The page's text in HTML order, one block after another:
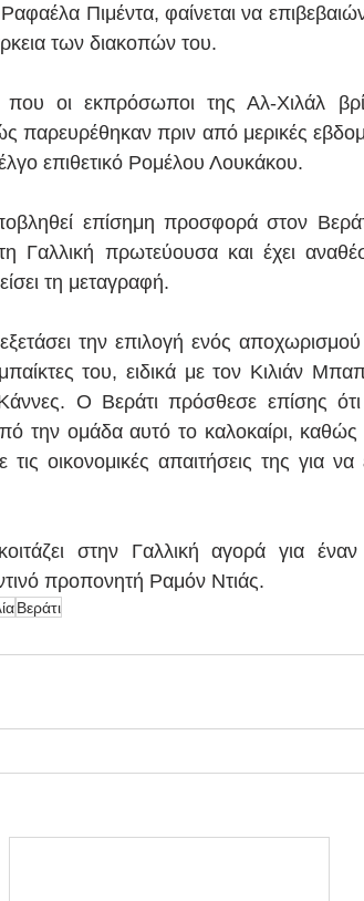
Πιμέντα, φαίνεται να
των διακοπών του.
οι εκπρόσωποι της Αλ-Χιλάλ
παρευρέθηκαν πριν από μερικές
επιθετικό Ρομέλου Λουκάκου.
επίσημη προσφορά στον
Γαλλική πρωτεύουσα και έχει
τη μεταγραφή.
την επιλογή ενός αποχωρισμού
του, ειδικά με τον Κιλιάν
Ο Βεράτι πρόσθεσε επίσης ότι
την ομάδα αυτό το καλοκαίρι, καθώς
τις οικονομικές απαιτήσεις της για
στην Γαλλική αγορά για
προπονητή Ραμόν Ντιάς.
Βεράτι